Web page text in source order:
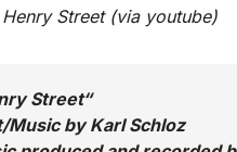
Street (via youtube)
Street“
Music by Karl Schloz